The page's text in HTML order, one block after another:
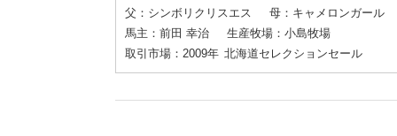
父：シンボリクリスエス
母：キャメロンガール
馬主：前田 幸治
生産牧場：小島牧場
取引市場：2009年 北海道セレクションセール